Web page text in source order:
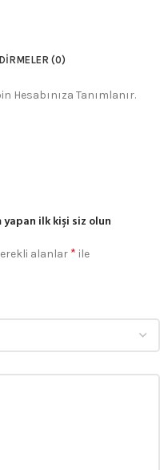
(0)
Hesabınıza Tanımlanır.
yapan ilk kişi siz olun
alanlar * ile